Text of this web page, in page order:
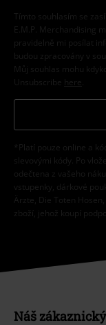
Tímto souhlasím se
E.M.P. Merchandising
pravidelně mi posílat
budou zpracovány v
Můj souhlas mohu
Unsubscribe here
*Platí pouze online a
slevovými kódy. Po
odečtena z vašeho
vstupenky, dárkové
Ärzte, Die Toten
zboží, jehož koupí
Náš